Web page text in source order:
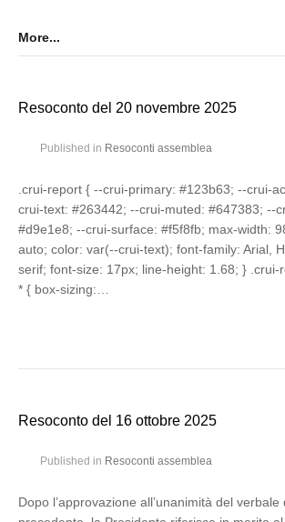
More...
Resoconto del 20 novembre 2025
Published in Resoconti assemblea
.crui-report { --crui-primary: #123b63; --crui-
crui-text: #263442; --crui-muted: #647383; --
#d9e1e8; --crui-surface: #f5f8fb; max-width:
auto; color: var(--crui-text); font-family: Arial,
serif; font-size: 17px; line-height: 1.68; } .crui-
* { box-sizing:…
Resoconto del 16 ottobre 2025
Published in Resoconti assemblea
Dopo l’approvazione all’unanimità del verbale